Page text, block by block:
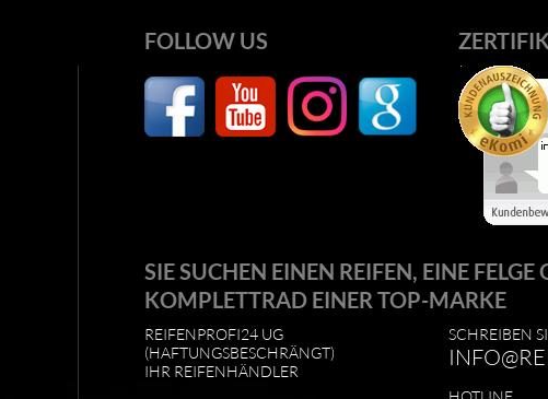
FOLLOW US
SIE SUCHEN EINEN REIFEN, EINE FELGE
KOMPLETTRAD EINER TOP-MARKE
REIFENPROFI24 UG
(HAFTUNGSBESCHRÄNGT)
IHR REIFENHÄNDLER
SCHREIBEN